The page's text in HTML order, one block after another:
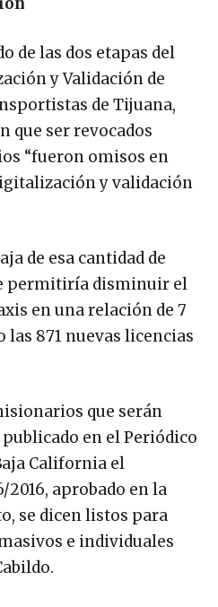
de las dos etapas del
y Validación de
de Tijuana,
que ser revocados
“fueron omisos en
y validación
de esa cantidad de
permitiría disminuir el
en una relación de 7
871 nuevas licencias
que serán
publicado en el Periódico
California el
aprobado en la
se dicen listos para
e individuales